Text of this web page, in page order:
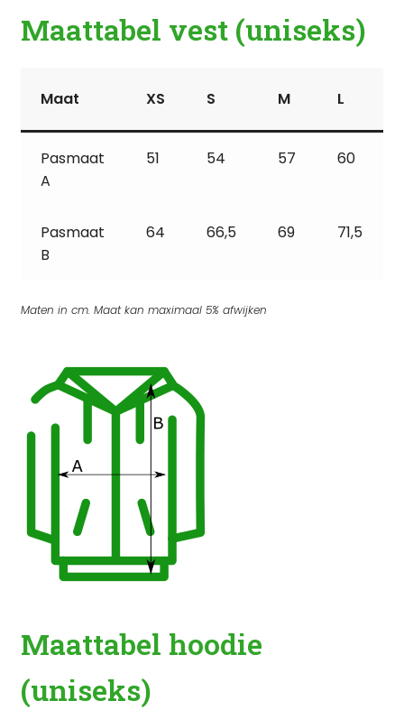
Maattabel vest (uniseks)
Maat XS S M L
Pasmaat
A
51 54 57 60
Pasmaat
B
64 66,5 69 71,5
Maten in cm. Maat kan maximaal 5% afwijken
Maattabel hoodie
(uniseks)